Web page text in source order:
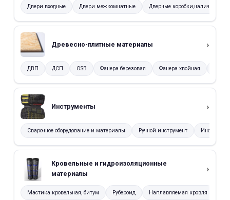
Двери входные Двери межкомнатные Дверные коробки,наличники и
Древесно-плитные материалы
ДВП ДСП OSB Фанера березовая Фанера хвойная
Инструменты
Сварочное оборудование и материалы Ручной инструмент
Кровельные и гидроизоляционные
материалы
Мастика кровельная, битум Рубероид Наплавляемая кровля